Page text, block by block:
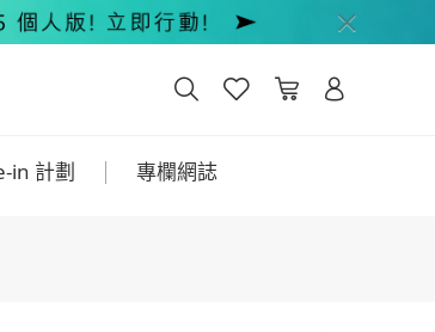
in 計劃 專欄網誌